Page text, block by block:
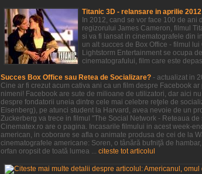
Titanic 3D - relansare in aprilie 2012
In 2012, cand se vor face 100 de
regizorului James Cameron, filmul
si va fi lansat in cinematografele din
un alt succes de Box Office - filmul
Lightstorm Entertainment se ocupa
cinematografului, film care este
Succes Box Office sau Retea de Socializare? - actualizat in
Cine ar fi crezut acum cativa ani ca un film despre Facebook
nimeni! Facebook are sute de milioane de utilizatori, dar aici
despre fondatorii uneia dintre cele mai celebre reţele de
Eisenberg), pe atunci student la Harvard, avea nevoie de un
Zuckerberg va trece in filmul "The Social Network - Reteaua
Cinematex.ro are o pagina. Incasarile filmului in acest week-
american, in coborare se afla o animate produsa de cei de la
cinematografele americane: Soren, o tânără bufniţă de
orfan oropsit de toată lumea ... citeste tot articolul